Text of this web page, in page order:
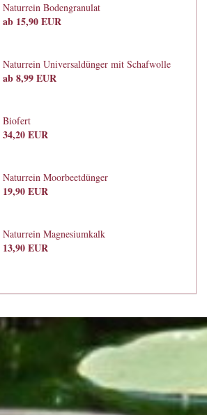
Naturrein Bodengranulat
ab 15,90 EUR
Naturrein Universaldünger mit Schafwolle
ab 8,99 EUR
Biofert
34,20 EUR
Naturrein Moorbeetdünger
19,90 EUR
Naturrein Magnesiumkalk
13,90 EUR